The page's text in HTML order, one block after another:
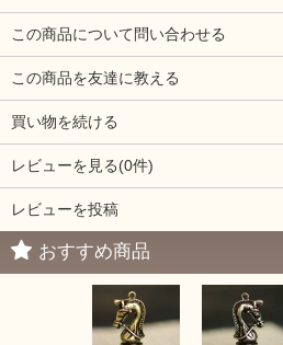
この商品について問い合わせる
この商品を友達に教える
買い物を続ける
レビューを見る(0件)
レビューを投稿
おすすめ商品